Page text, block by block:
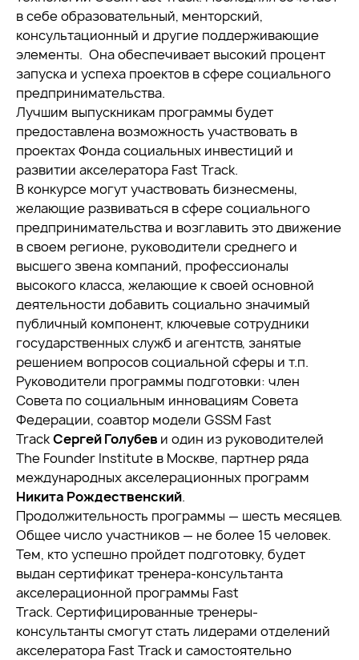
в себе образовательный, менторский,
консультационный и другие поддерживающие
элементы. Она обеспечивает высокий процент
запуска и успеха проектов в сфере социального
предпринимательства.
Лучшим выпускникам программы будет
предоставлена возможность участвовать в
проектах Фонда социальных инвестиций и
развитии акселератора Fast Track.
В конкурсе могут участвовать бизнесмены,
желающие развиваться в сфере социального
предпринимательства и возглавить это движение
в своем регионе, руководители среднего и
высшего звена компаний, профессионалы
высокого класса, желающие к своей основной
деятельности добавить социально значимый
публичный компонент, ключевые сотрудники
государственных служб и агентств, занятые
решением вопросов социальной сферы и т.п.
Руководители программы подготовки: член
Совета по социальным инновациям Совета
Федерации, соавтор модели GSSM Fast
TrackСергей Голубев и один из руководителей
The Founder Institute в Москве, партнер ряда
международных акселерационных программ
Никита Рождественский.
Продолжительность программы — шесть месяцев.
Общее число участников — не более 15 человек.
Тем, кто успешно пройдет подготовку, будет
выдан сертификат тренера-консультанта
акселерационной программы Fast
Track. Сертифицированные тренеры-
консультанты смогут стать лидерами отделений
акселератора Fast Track и самостоятельно